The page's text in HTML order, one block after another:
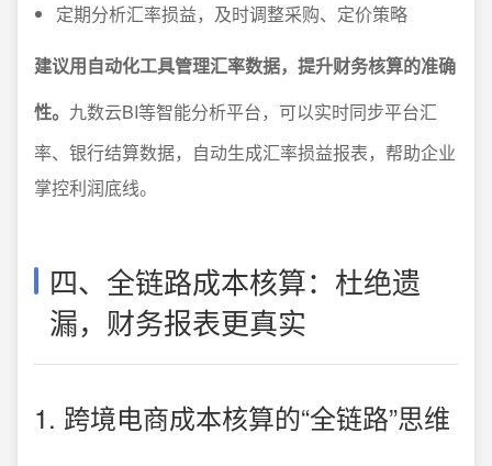
定期分析汇率损益，及时调整采购、定价策略
建议用自动化工具管理汇率数据，提升财务核算的准确
性。 九数云BI等智能分析平台，可以实时同步平台汇
率、银行结算数据，自动生成汇率损益报表，帮助企业
掌控利润底线。
四、全链路成本核算：杜绝遗
漏，财务报表更真实
1. 跨境电商成本核算的“全链路”思维